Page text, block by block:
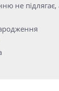
не підлягає,